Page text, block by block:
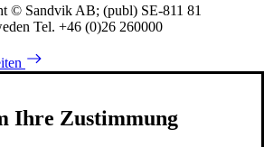
© Sandvik AB; (publ) SE-811 81
Tel. +46 (0)26 260000
Ihre Zustimmung